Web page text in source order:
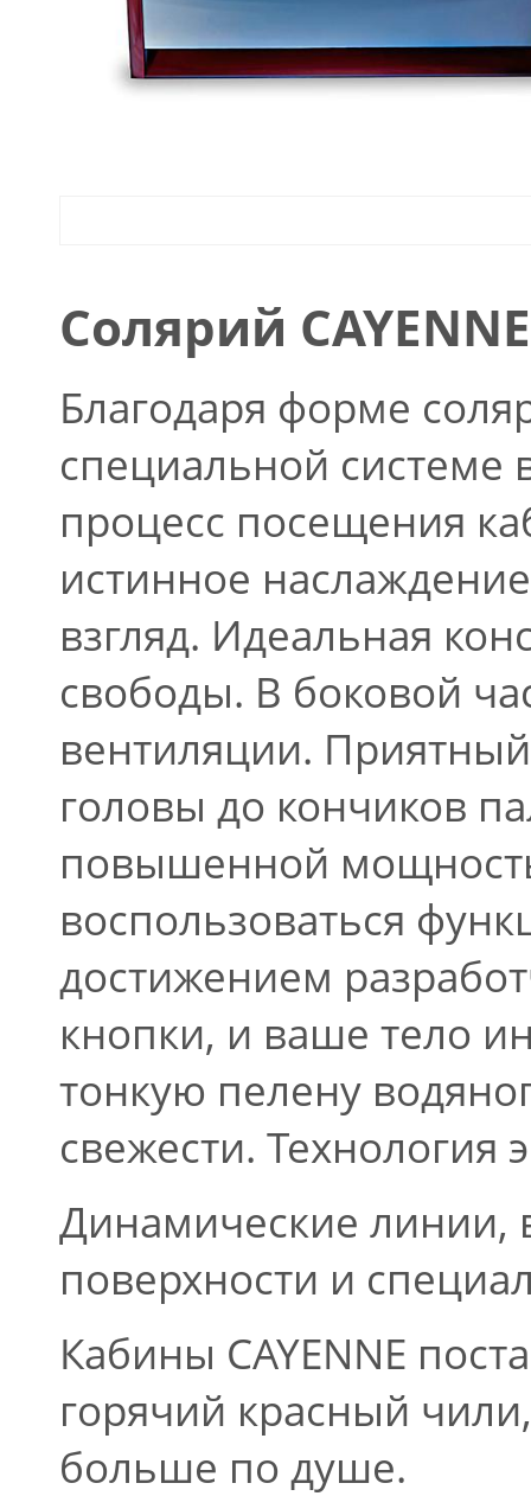
Солярий
Благодаря форме
специальной системе
процесс посещения
истинное
взгляд. Идеальная
свободы. В боковой
вентиляции.
головы до кончиков
повышенной
воспользоваться
достижением
кнопки, и ваше тело
тонкую пелену
свежести. Технология
Динамические линии,
поверхности и
Кабины CAYENNE
горячий красный
больше по душе.